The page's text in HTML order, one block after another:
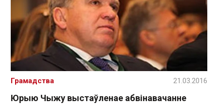
Юрыю Чыжу выстаўленае абвінавачанне
Грамадства 21.03.2016